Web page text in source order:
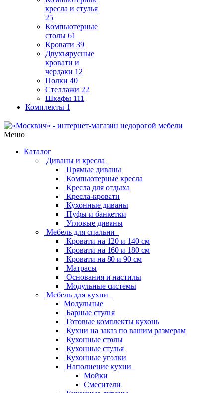
кресла и стулья
25
Компьютерные
столы 61
Кровати 39
Двухъярусные
кровати и
чердаки 12
Полки 40
Стеллажи 22
Шкафы 111
Комплекты 1
Меню
Каталог
Диваны и кресла
Прямые диваны
Компьютерные кресла
Кресла для отдыха
Кресла-кровати
Кухонные диваны
Пуфы и банкетки
Угловые диваны
Мебель для спальни
Кровати на 120 и 140 см
Кровати на 160 и 180 см
Кровати на 80 и 90 см
Матрасы
Основания и настилы
Модульные системы
Мебель для кухни
Модульные
Барные стулья
Готовые комплекты кухонь
Кухни на заказ по вашим размерам
Кухонные столы
Кухонные стулья
Кухонные уголки
Наполнение кухни
Мойки
Смесители